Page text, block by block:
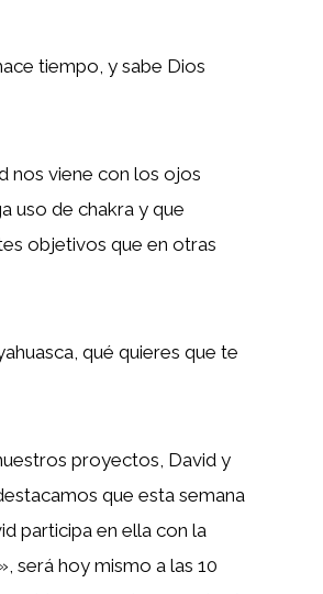
tiempo, y sabe Dios
nos viene con los ojos
uso de chakra y que
objetivos que en otras
qué quieres que te
proyectos, David y
que esta semana
participa en ella con la
será hoy mismo a las 10